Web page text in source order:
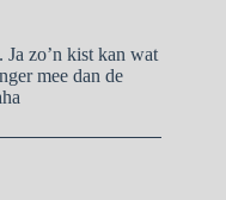
zo’n kist kan wat
mee dan de